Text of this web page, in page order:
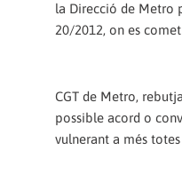
la Direcció de Metro
20/2012, on es
CGT de Metro,
possible acord o
vulnerant a més